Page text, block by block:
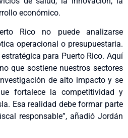
económico.
Rico no puede analizarse
operacional o presupuestaria.
para Puerto Rico. Aquí
que sostiene nuestros sectores
de alto impacto y se
fortalece la competitividad y
Esa realidad debe formar parte
responsable”, añadió Jordán